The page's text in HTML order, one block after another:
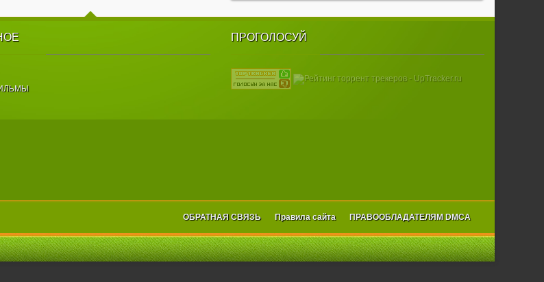
ПРОГОЛОСУЙ
ОБРАТНАЯ СВЯЗЬ Правила сайта ПРАВООБЛАДАТЕЛЯМ DMCA